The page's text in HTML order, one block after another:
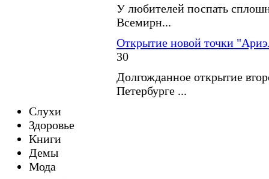
У любителей поспать
Всемирн...
Открытие новой точки
30
Долгожданное открытие
Петербурге ...
Слухи
Здоровье
Книги
Демы
Мода